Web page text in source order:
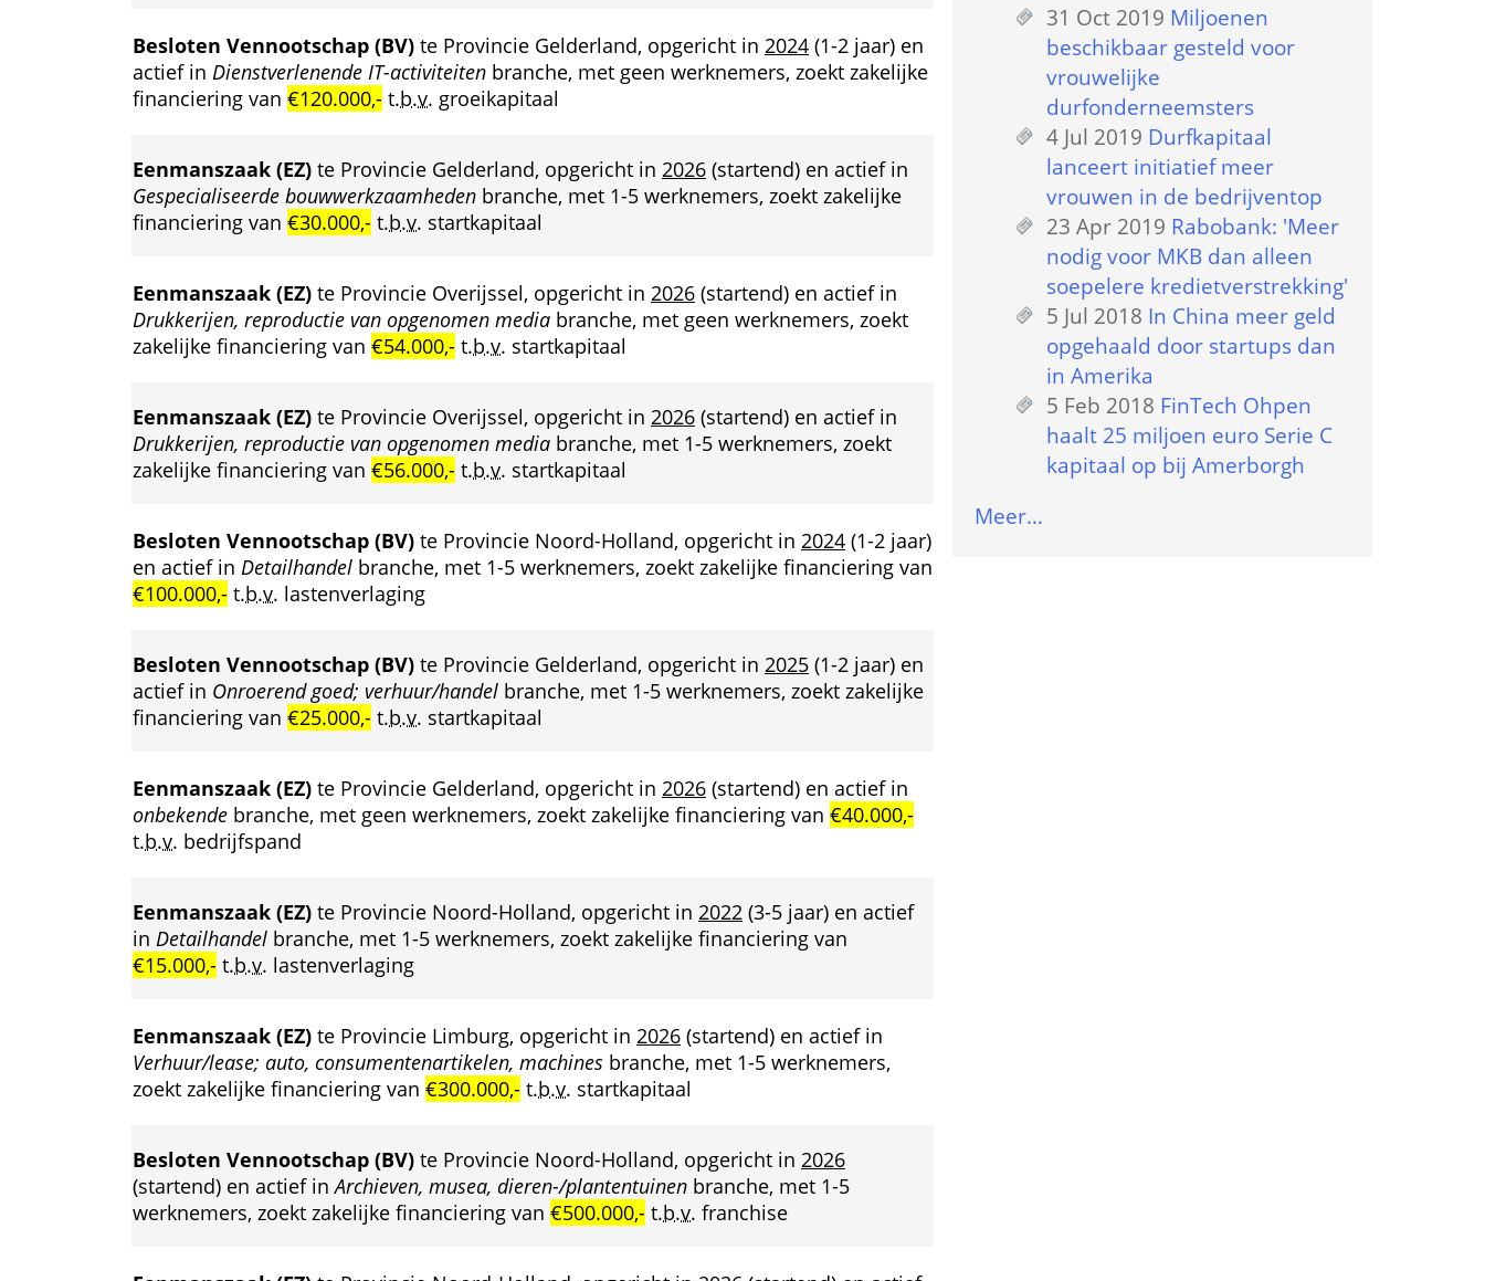
Besloten Vennootschap (BV) te Provincie Gelderland, opgericht in 2024 (1-2 jaar) en
actief in Dienstverlenende IT-activiteiten branche, met geen werknemers, zoekt zakelijke
financiering van €120.000,- t.b.v. groeikapitaal
Eenmanszaak (EZ) te Provincie Gelderland, opgericht in 2026 (startend) en actief in
Gespecialiseerde bouwwerkzaamheden branche, met 1-5 werknemers, zoekt zakelijke
financiering van €30.000,- t.b.v. startkapitaal
Eenmanszaak (EZ) te Provincie Overijssel, opgericht in 2026 (startend) en actief in
Drukkerijen, reproductie van opgenomen media branche, met geen werknemers, zoekt
zakelijke financiering van €54.000,- t.b.v. startkapitaal
Eenmanszaak (EZ) te Provincie Overijssel, opgericht in 2026 (startend) en actief in
Drukkerijen, reproductie van opgenomen media branche, met 1-5 werknemers, zoekt
zakelijke financiering van €56.000,- t.b.v. startkapitaal
Besloten Vennootschap (BV) te Provincie Noord-Holland, opgericht in 2024 (1-2 jaar)
en actief in Detailhandel branche, met 1-5 werknemers, zoekt zakelijke financiering van
€100.000,- t.b.v. lastenverlaging
Besloten Vennootschap (BV) te Provincie Gelderland, opgericht in 2025 (1-2 jaar) en
actief in Onroerend goed; verhuur/handel branche, met 1-5 werknemers, zoekt zakelijke
financiering van €25.000,- t.b.v. startkapitaal
Eenmanszaak (EZ) te Provincie Gelderland, opgericht in 2026 (startend) en actief in
onbekende branche, met geen werknemers, zoekt zakelijke financiering van €40.000,-
t.b.v. bedrijfspand
Eenmanszaak (EZ) te Provincie Noord-Holland, opgericht in 2022 (3-5 jaar) en actief
in Detailhandel branche, met 1-5 werknemers, zoekt zakelijke financiering van
€15.000,- t.b.v. lastenverlaging
Eenmanszaak (EZ) te Provincie Limburg, opgericht in 2026 (startend) en actief in
Verhuur/lease; auto, consumentenartikelen, machines branche, met 1-5 werknemers,
zoekt zakelijke financiering van €300.000,- t.b.v. startkapitaal
Besloten Vennootschap (BV) te Provincie Noord-Holland, opgericht in 2026
(startend) en actief in Archieven, musea, dieren-/plantentuinen branche, met 1-5
werknemers, zoekt zakelijke financiering van €500.000,- t.b.v. franchise
31 Oct 2019 Miljoenen
beschikbaar gesteld voor
vrouwelijke
durfonderneemsters
4 Jul 2019 Durfkapitaal
lanceert initiatief meer
vrouwen in de bedrijventop
23 Apr 2019 Rabobank: 'Meer
nodig voor MKB dan alleen
soepelere kredietverstrekking'
5 Jul 2018 In China meer geld
opgehaald door startups dan
in Amerika
5 Feb 2018 FinTech Ohpen
haalt 25 miljoen euro Serie C
kapitaal op bij Amerborgh
Meer…